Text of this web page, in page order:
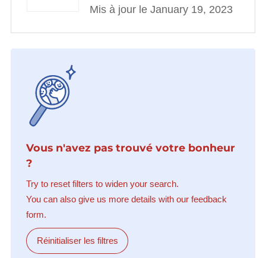
Mis à jour le January 19, 2023
Vous n'avez pas trouvé votre bonheur
?
Try to reset filters to widen your search.
You can also give us more details with our feedback
form.
Réinitialiser les filtres